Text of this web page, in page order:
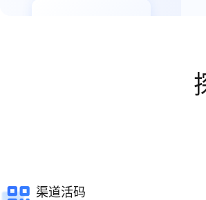
渠道活码